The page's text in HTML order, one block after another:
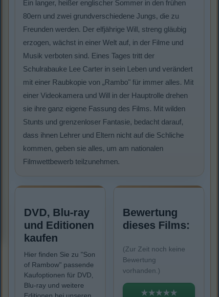
Ein langer, heißer englischer Sommer in den frühen
80ern und zwei grundverschiedene Jungs, die zu
Freunden werden. Der elfjährige Will, streng gläubig
erzogen, wächst in einer Welt auf, in der Filme und
Musik verboten sind. Eines Tages tritt der
Schulrabauke Lee Carter in sein Leben und verändert
mit einer Raubkopie von „Rambo" für immer alles. Mit
einer Videokamera und Will in der Hauptrolle drehen
sie ihre ganz eigene Fassung des Films. Mit wilden
Stunts und grenzenloser Fantasie, bedacht darauf,
dass ihnen Lehrer und Eltern nicht auf die Schliche
kommen, geben sie alles, um am nationalen
Filmwettbewerb teilzunehmen.
DVD, Blu-ray
und Editionen
kaufen
Hier finden Sie zu "Son
of Rambow" passende
Kaufoptionen für DVD,
Blu-ray und weitere
Bewertung
dieses Films:
(Zur Zeit noch keine
Bewertung
vorhanden.)
★★★★★